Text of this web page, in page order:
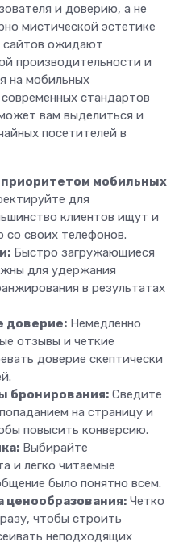
и доверию, а не
мистической эстетике
сайтов ожидают
производительности и
на мобильных
стандартов
вам выделиться и
посетителей в
мобильных
для
клиентов ищут и
своих телефонов.
Быстро загружающиеся
для удержания
в результатах
доверие: Немедленно
отзывы и четкие
доверие скептически
бронирования: Сведите
на страницу и
повысить конверсию.
Выбирайте
и легко читаемые
было понятно всем.
ценообразования: Четко
чтобы строить
неподходящих